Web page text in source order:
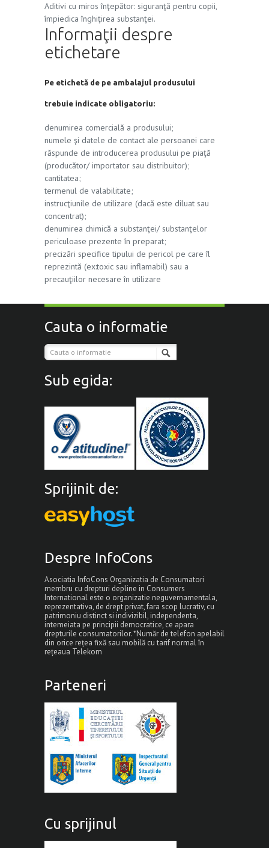
Aditivi cu miros înţepător: siguranţă pentru copii,
împiedica înghiţirea substanţei.
Informaţii despre
etichetare
Pe etichetă de pe ambalajul produsului
trebuie indicate obligatoriu:
denumirea comercială a produsului;
numele şi datele de contact ale persoanei care
răspunde de introducerea produsului pe piaţă
(producător/ importator sau distribuitor);
cantitatea;
termenul de valabilitate;
instrucţiunile de utilizare (dacă este diluat sau
concentrat);
denumirea chimică a substanţei/ substanţelor
periculoase prezente în preparat;
precizări specifice tipului de pericol pe care îl
reprezintă (ex:toxic sau inflamabil) sau a
precauţiilor necesare în utilizare
Cauta o informatie
Sub egida:
Sprijinit de:
Despre InfoCons
Asociatia InfoCons Organizatia de Consumatori
membru cu drepturi depline in Consumers
International este o organizatie neguvernamentala,
reprezentativa, de drept privat, fara scop lucrativ, cu
patrimoniu distinct si indivizibil, independenta,
intemeiata pe principii democratice, ce apara
drepturile consumatorilor. *Număr de telefon apelabil
din orice rețea fixă sau mobilă cu tarif normal în
rețeaua Telekom
Parteneri
Cu sprijinul